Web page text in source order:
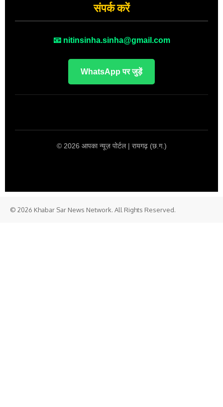
संपर्क करें
📧 nitinsinha.sinha@gmail.com
WhatsApp पर जुड़ें
© 2026 आपका न्यूज़ पोर्टल | रायगढ़ (छ.ग.)
© 2026 Khabar Sar News Network. All Rights Reserved.